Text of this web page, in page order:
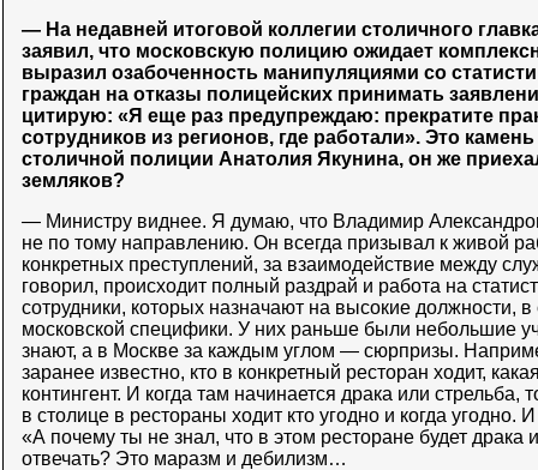
— На недавней итоговой коллегии столичного
заявил, что московскую полицию ожидает
выразил озабоченность манипуляциями со
граждан на отказы полицейских принимать
цитирую: «Я еще раз предупреждаю: прекратите
сотрудников из регионов, где работали». Это
столичной полиции Анатолия Якунина, он же
земляков?
— Министру виднее. Я думаю, что Владимир
не по тому направлению. Он всегда призывал к живой
конкретных преступлений, за взаимодействие между
говорил, происходит полный раздрай и работа на
сотрудники, которых назначают на высокие должности,
московской специфики. У них раньше были небольшие
знают, а в Москве за каждым углом — сюрпризы.
заранее известно, кто в конкретный ресторан ходит,
контингент. И когда там начинается драка или стрельба,
в столице в рестораны ходит кто угодно и когда угодно.
«А почему ты не знал, что в этом ресторане будет драка
отвечать? Это маразм и дебилизм…